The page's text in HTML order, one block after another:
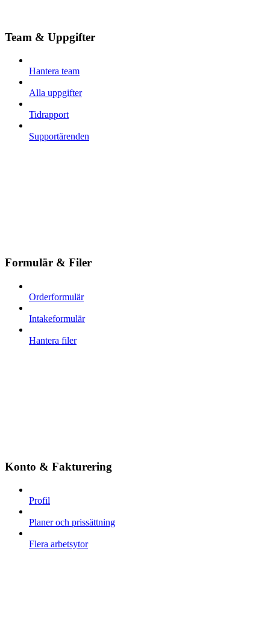
Team & Uppgifter
Hantera team
Alla uppgifter
Tidrapport
Supportärenden
Formulär & Filer
Orderformulär
Intakeformulär
Hantera filer
Konto & Fakturering
Profil
Planer och prissättning
Flera arbetsytor